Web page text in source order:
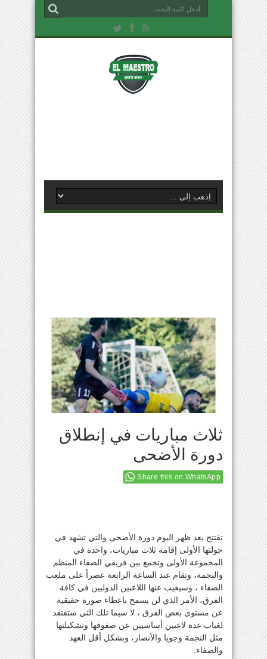
ثلاث مباريات في إنطلاق
دورة الأضحى
Share this on WhatsApp
تفتتح بعد ظهر اليوم دورة الأضحى والتي تشهد في
جولتها الأولى إقامة ثلاث مباريات، واحدة في
المجموعة الأولى وتجمع بين فريقي الصفاء المنظم
والنجمة، وتقام عند الساعة الرابعة عصراً على ملعب
الصفاء ، وسيغيب عنها اللاعبين الدوليين في كافة
الفرق، الأمر الذي لن يسمح باعطاء صورة حقيقية
عن مستوى بعض الفرق ، لا سيما تلك التي ستفتقد
لغياب عدة لاعبين أساسيين عن صفوفها وتشكيلتها
مثل النجمة وجويا والأنصار، وبشكل أقل العهد
والصفاء.